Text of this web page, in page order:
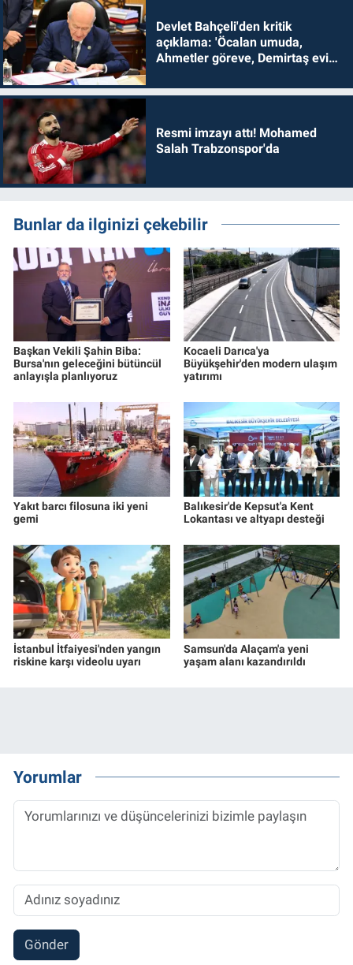
Devlet Bahçeli'den kritik
açıklama: 'Öcalan umuda,
Ahmetler göreve, Demirtaş evine
Resmi imzayı attı! Mohamed
Salah Trabzonspor'da
Bunlar da ilginizi çekebilir
Başkan Vekili Şahin Biba:
Bursa'nın geleceğini bütüncül
anlayışla planlıyoruz
Kocaeli Darıca'ya
Büyükşehir'den modern ulaşım
yatırımı
Yakıt barcı filosuna iki yeni
gemi
Balıkesir'de Kepsut'a Kent
Lokantası ve altyapı desteği
İstanbul İtfaiyesi'nden yangın
riskine karşı videolu uyarı
Samsun'da Alaçam'a yeni
yaşam alanı kazandırıldı
Yorumlar
Gönder